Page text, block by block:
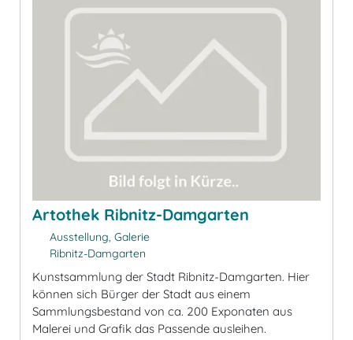
Artothek Ribnitz-Damgarten
Ausstellung, Galerie
Ribnitz-Damgarten
Kunstsammlung der Stadt Ribnitz-Damgarten. Hier
können sich Bürger der Stadt aus einem
Sammlungsbestand von ca. 200 Exponaten aus
Malerei und Grafik das Passende ausleihen.